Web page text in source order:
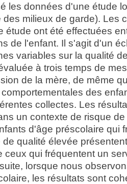
les données d'une étude
des milieux de garde). Les
étude ont été effectuées
de l'enfant. Il s'agit d'un
variables sur la qualité
à trois temps de
de la mère, de même
des
collectes. Les
un contexte de risque
d'âge préscolaire qui
qualité élevée
ceux qui fréquentent un
lorsque nous
les résultats sont